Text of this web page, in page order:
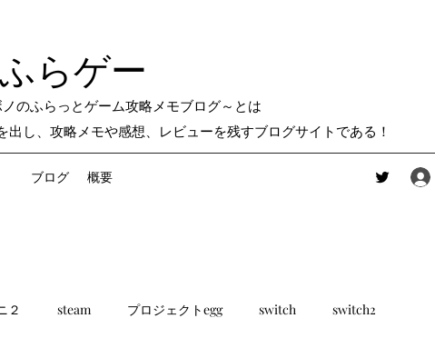
ふらゲー
のふらっとゲーム攻略メモブログ～とは
し、攻略メモや感想、レビューを残すブログサイトである！
ブログ 概要
２ steam プロジェクトegg switch switch2